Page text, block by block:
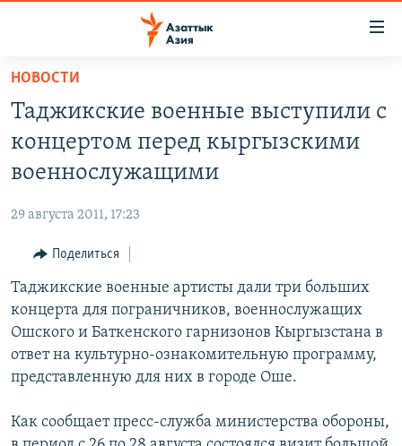
Вернуться
основному
содержанию
главной
навигации
Вернутся
поиску
ТАДЖИКИСТАН
НОВОСТИ
ВОЙНА В УКРАИНЕ
ҚАЗАҚША
КЫРГЫЗЧА
ЎЗБЕКЧА
ТОҶИКӢ
TÜRKMENÇE
Все сайты РСЕ/РС
НОВОСТИ
Таджикские военные выступили с
концертом перед кыргызскими
военнослужащими
29 августа 2011, 17:23
Поделиться
Таджикские военные артисты дали три больших
концерта для пограничников, военнослужащих
Ошского и Баткенского гарнизонов Кыргызстана в
ответ на культурно-ознакомительную программу,
представленную для них в городе Оше.
Как сообщает пресс-служба министерства обороны,